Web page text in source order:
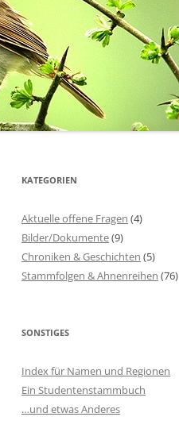
KATEGORIEN
Aktuelle offene Fragen (4)
Bilder/Dokumente(9)
Chroniken & Geschichten (5)
Stammfolgen & Ahnenreihen (76)
SONSTIGES
Index für Namen und Regionen
Ein Studentenstammbuch
…und etwas Anderes